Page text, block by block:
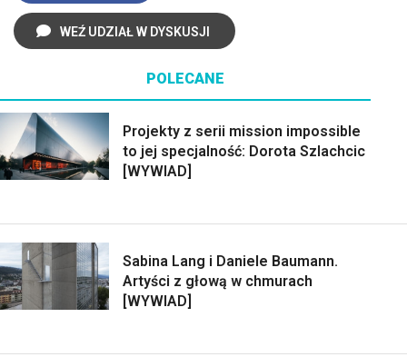
WEŹ UDZIAŁ W DYSKUSJI
POLECANE
Projekty z serii mission impossible
to jej specjalność: Dorota Szlachcic
[WYWIAD]
Sabina Lang i Daniele Baumann.
Artyści z głową w chmurach
[WYWIAD]